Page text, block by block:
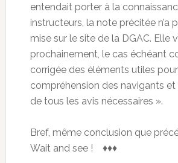
entendait porter à la
instructeurs, la note précitée n’a
mise sur le site de la DGAC. Elle
prochainement, le cas échéant
corrigée des éléments utiles
compréhension des navigants et
de tous les avis nécessaires ».
Bref, même conclusion que
Wait and see ! ♦♦♦